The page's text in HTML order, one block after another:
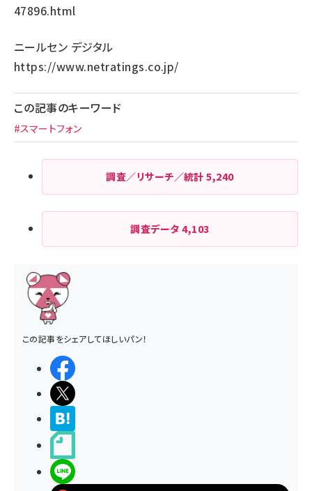
47896.html
ニールセン デジタル
https://www.netratings.co.jp/
この記事のキーワード
#スマートフォン
調査／リサーチ／統計5,240
調査データ4,103
この記事をシェアしてほしいパン！